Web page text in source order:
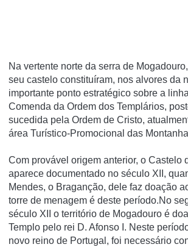
Na vertente norte da serra de
seu castelo constituí­ram, nos alvores da
importante ponto estratégico sobre a
Comenda da Ordem dos Templários,
sucedida pela Ordem de Cristo,
área Turí­stico-Promocional das
Com provável origem anterior, o Castelo
aparece documentado no século XII,
Mendes, o Braganção, dele faz doação
torre de menagem é deste período.No
século XII o território de Mogadouro é
Templo pelo rei D. Afonso I. Neste
novo reino de Portugal, foi necessário